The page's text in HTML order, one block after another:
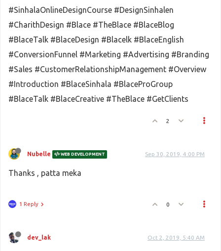
#SinhalaOnlineDesignCourse #DesignSinhalen
#CharithDesign #Blace #TheBlace #BlaceBlog
#BlaceTalk #BlaceDesign #Blacelk #BlaceEnglish
#ConversionFunnel #Marketing #Advertising #Branding
#Sales #CustomerRelationshipManagement #Overview
#Introduction #BlaceSinhala #BlaceProGroup
#BlaceTalk #BlaceCreative #TheBlace #GetClients
2
Nubelle WEB DEVELOPMENT Sep 30, 2019, 4:00 PM
Thanks , patta meka
1 Reply 0
dev_lak Oct 2, 2019, 5:40 AM